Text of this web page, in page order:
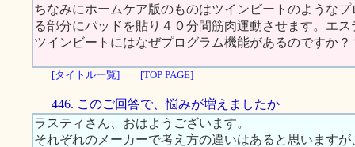
ちなみにホームケア版のものはツインビートのような
る部分にパッドを貼り４０分間筋肉運動させます。エ
ツインビートにはなぜプログラム機能があるのですか？
[タイトル一覧] [TOP PAGE]
446. このご回答で、悩みが増えましたか
ラスティさん、おはようございます。
それぞれのメーカーで考え方の違いはあると思います